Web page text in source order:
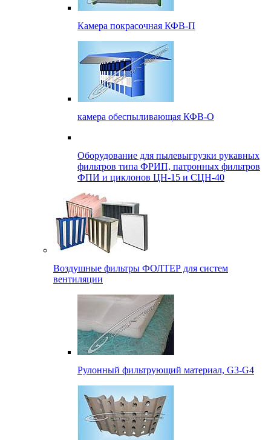
Камера покрасочная КФВ-П
камера обеспыливающая КФВ-О
Оборудование для пылевыгрузки рукавных
фильтров типа ФРИП, патронных фильтров
ФПИ и циклонов ЦН-15 и СЦН-40
Воздушные фильтры ФОЛТЕР для систем
вентиляции
Рулонный фильтрующий материал, G3-G4